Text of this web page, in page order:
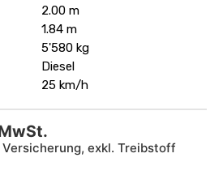
2.00 m
1.84 m
5'580 kg
Diesel
25 km/h
exkl. Treibstoff